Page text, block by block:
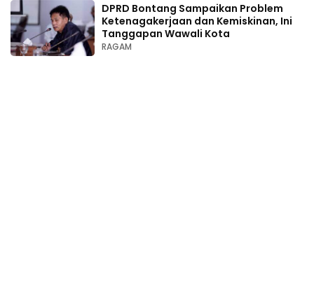
DPRD Bontang Sampaikan Problem
Ketenagakerjaan dan Kemiskinan, Ini
Tanggapan Wawali Kota
RAGAM